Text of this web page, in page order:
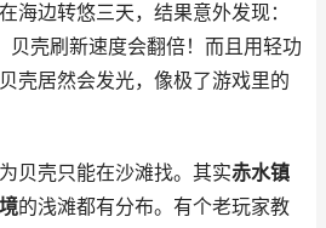
海边转悠三天，结果意外发现：
贝壳刷新速度会翻倍！而且用轻功
壳居然会发光，像极了游戏里的
贝壳只能在沙滩找。其实赤水镇
的浅滩都有分布。有个老玩家教